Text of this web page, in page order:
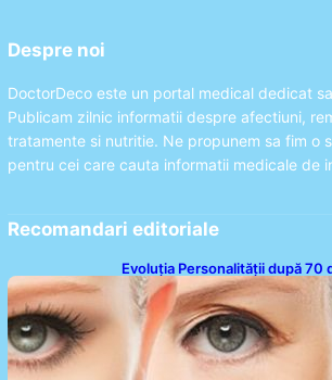
Despre noi
DoctorDeco este un portal medical dedicat
Publicam zilnic informatii despre afectiuni,
tratamente si nutritie. Ne propunem sa fim o
pentru cei care cauta informatii medicale de
Recomandari editoriale
Evoluția Personalității după 70
Oferă Studiile Psihologice